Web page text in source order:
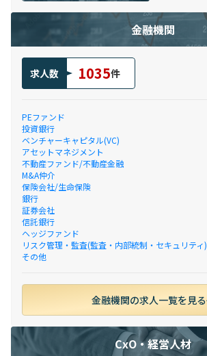
金融機関
求人数 1035件
PEファンド
投資銀行
ベンチャーキャピタル(VC)
アセットマネジメント
不動産ファンド/不動産金融
M&A仲介
保険会社/生命保険
銀行
証券会社
信託銀行
ヘッジファンド
リスク管理・監査(監査・内部統制・セキュリティ)
その他
金融機関の求人一覧を見る
CxO・経営人材